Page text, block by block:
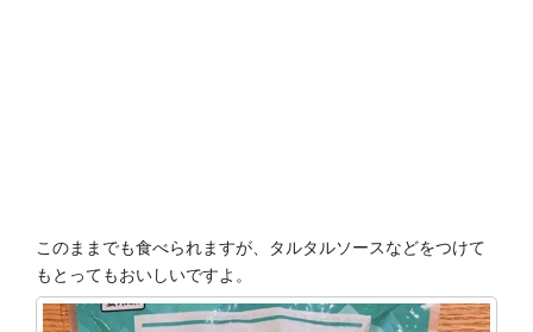
このままでも食べられますが、タルタルソースなどをつけて
もとってもおいしいですよ。